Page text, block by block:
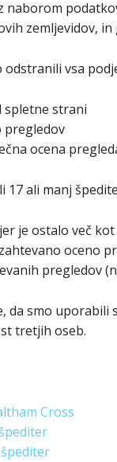
naborom
zemljevidov,
odstranili vsa
spletne strani
pregledov
ocena
17 ali manj
je ostalo več
oceno
pregledov
da smo uporabili
tretjih oseb.
Cross